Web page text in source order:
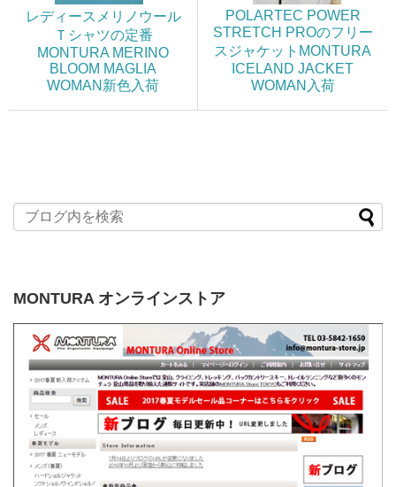
レディースメリノウール
Ｔシャツの定番
MONTURA MERINO
BLOOM MAGLIA
WOMAN新色入荷
POLARTEC POWER
STRETCH PROのフリー
スジャケットMONTURA
ICELAND JACKET
WOMAN入荷
MONTURA オンラインストア